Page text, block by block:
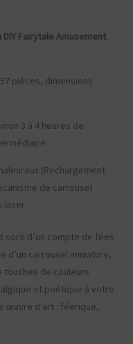
Fairytale Amusement
pièces, dimensions
3 à 4 heures de
(Rechargement
de carrousel
laser.
sorti d’un compte de fées
d’un carrousel miniature,
touches de couleurs
et poétique à votre
œuvre d’art : féerique,